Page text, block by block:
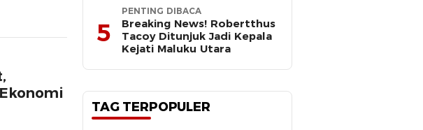
5
PENTING DIBACA
Breaking News! Robertthus
Tacoy Ditunjuk Jadi Kepala
Kejati Maluku Utara
TAG TERPOPULER